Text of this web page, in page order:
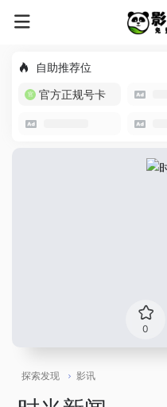
自助推荐位
官方正规号卡
0
探索发现 影讯